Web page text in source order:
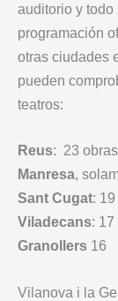
auditorio y todo
programación
otras ciudades
pueden
teatros:
Reus: 23
Manresa,
Sant Cugat:
Viladecans: 17
Granollers 16
Vilanova i la